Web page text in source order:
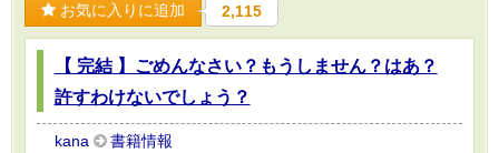
お気に入りに追加 2,115
【 完結 】ごめんなさい？もうしません？はあ？
許すわけないでしょう？
kana 書籍情報